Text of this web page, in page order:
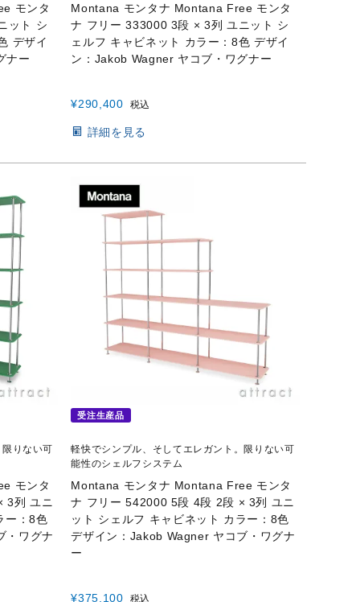
モンタ
ット シ
デザイ
ナー
Montana モンタナ Montana Free モンタ
ナ フリー 333000 3段 × 3列 ユニット シ
ェルフ キャビネット カラー：8色 デザイ
ン：Jakob Wagner ヤコブ・ワグナー
¥290,400 税込
詳細を見る
りない可
モンタ
3列 ユニ
ー：8色
・ワグナ
受注生産品
軽快でシンプル、そしてエレガント。限りない可
能性のシェルフシステム
Montana モンタナ Montana Free モンタ
ナ フリー 542000 5段 4段 2段 × 3列 ユニ
ット シェルフ キャビネット カラー：8色
デザイン：Jakob Wagner ヤコブ・ワグナ
ー
¥375,100 税込